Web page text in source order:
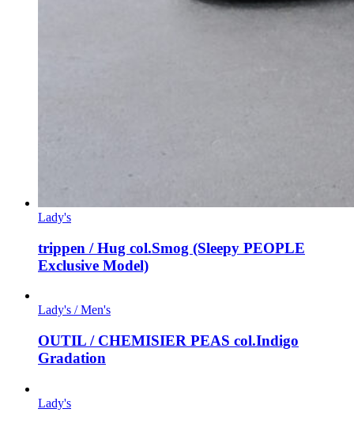
Lady's
trippen / Hug col.Smog (Sleepy PEOPLE
Exclusive Model)
Lady's / Men's
OUTIL / CHEMISIER PEAS col.Indigo
Gradation
Lady's